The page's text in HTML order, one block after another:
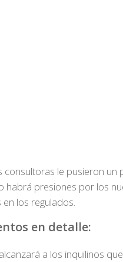
consultoras le pusieron un
habrá presiones por los
los regulados.
en detalle:
alcanzará a los inquilinos